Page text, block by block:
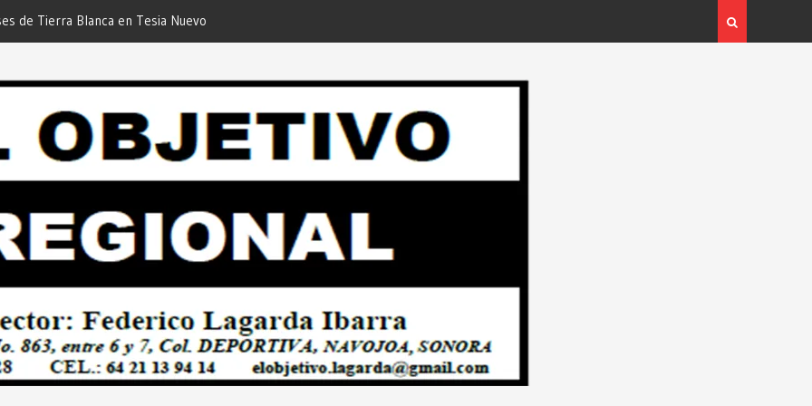
de Tierra Blanca en Tesia Nuevo
de Agua… Desde: Redacción “El
de la Asamblea para la Consulta de
Ley General de los Pueblos
Desde: Redacción “El
de DIF Navojoa a la Ampliación
de Servicios… Desde: Redacción
de Actuar por la Salud de
con las Familias de Huicochic”…
Objetivo Regional”.
las Casas de Salud Rurales de